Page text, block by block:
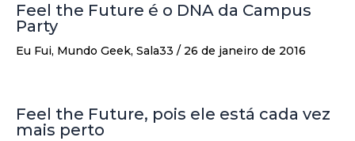
Feel the Future é o DNA da Campus
Party
Eu Fui, Mundo Geek, Sala33 / 26 de janeiro de 2016
Feel the Future, pois ele está cada vez
mais perto